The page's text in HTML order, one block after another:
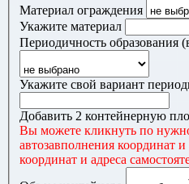
Материал ограждения
Укажите материал
Периодичность образования
Укажите свой вариант
Добавить 2 контейнерную
Вы можете кликнуть по
автозавполнения координат
координат и адреса